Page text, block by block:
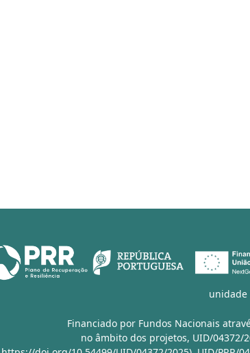
unidade
Financiado por Fundos Nacionais
no âmbito dos projetos, UID/04372/